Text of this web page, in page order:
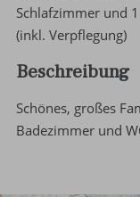
Schlafzimmer und
(inkl. Verpflegung)
Beschreibung
Schönes, großes
Badezimmer und